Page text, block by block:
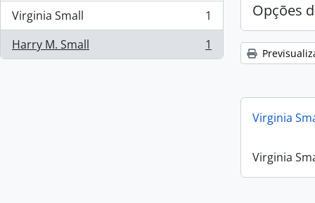
Virginia Small
, 1 resultados
1
Harry M. Small
, 1 resultados 1
Opções
Virginia
Virginia